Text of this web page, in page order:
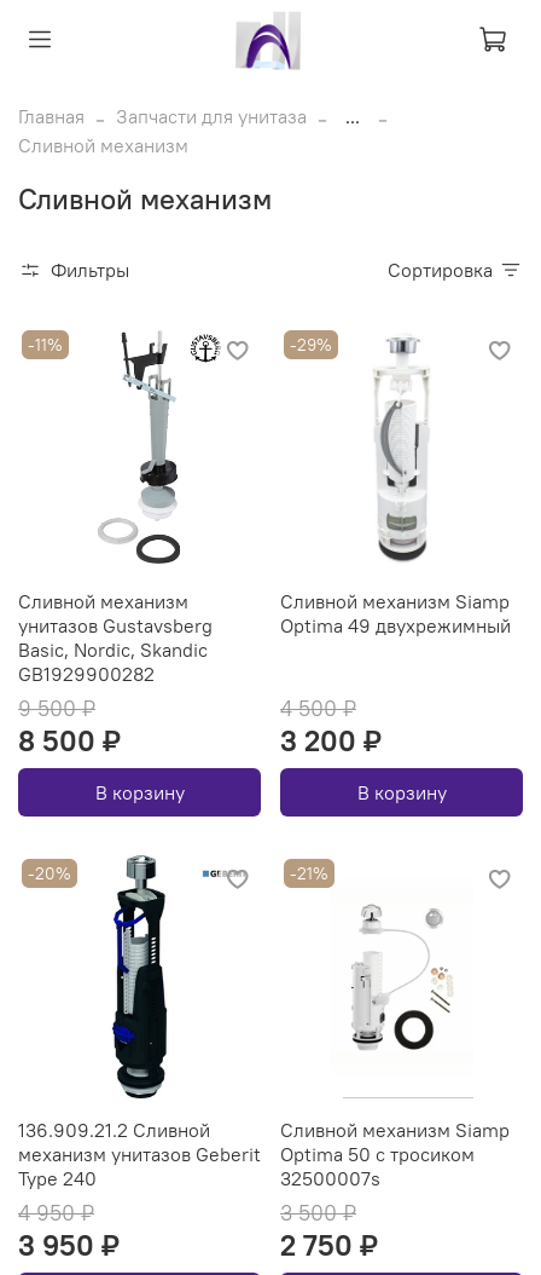
Главная Запчасти для унитаза
...
Сливной механизм
Сливной механизм
Фильтры Сортировка
-11%
Сливной механизм
унитазов Gustavsberg
Basic, Nordic, Skandic
GB1929900282
9 500 ₽
8 500 ₽
В корзину
-29%
Сливной механизм Siamp
Optima 49 двухрежимный
4 500 ₽
3 200 ₽
В корзину
-20%
136.909.21.2 Сливной
механизм унитазов Geberit
Type 240
4 950 ₽
3 950 ₽
-21%
Сливной механизм Siamp
Optima 50 с тросиком
32500007s
3 500 ₽
2 750 ₽